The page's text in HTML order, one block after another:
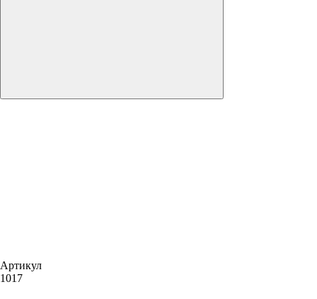
Артикул
1017